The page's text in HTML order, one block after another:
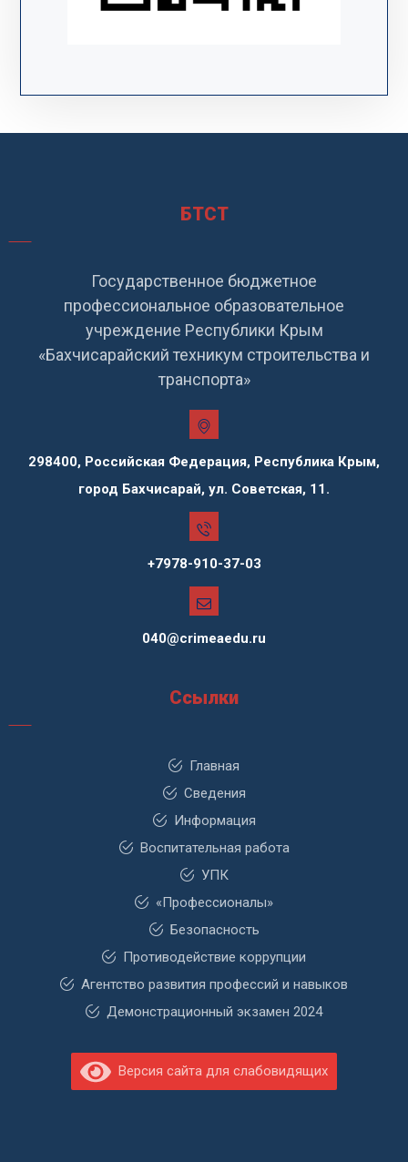
БТСТ
Государственное бюджетное
профессиональное образовательное
учреждение Республики Крым
«Бахчисарайский техникум строительства и
транспорта»
298400, Российская Федерация, Республика Крым,
город Бахчисарай, ул. Советская, 11.
+7978-910-37-03
040@crimeaedu.ru
Ссылки
Главная
Сведения
Информация
Воспитательная работа
УПК
«Профессионалы»
Безопасность
Противодействие коррупции
Агентство развития профессий и навыков
Демонстрационный экзамен 2024
Версия сайта для слабовидящих